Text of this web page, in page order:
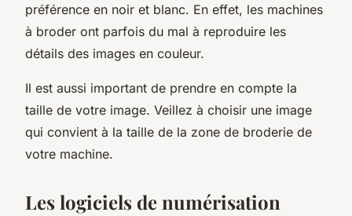
préférence en noir et blanc. En effet, les machines
à broder ont parfois du mal à reproduire les
détails des images en couleur.
Il est aussi important de prendre en compte la
taille de votre image. Veillez à choisir une image
qui convient à la taille de la zone de broderie de
votre machine.
Les logiciels de numérisation